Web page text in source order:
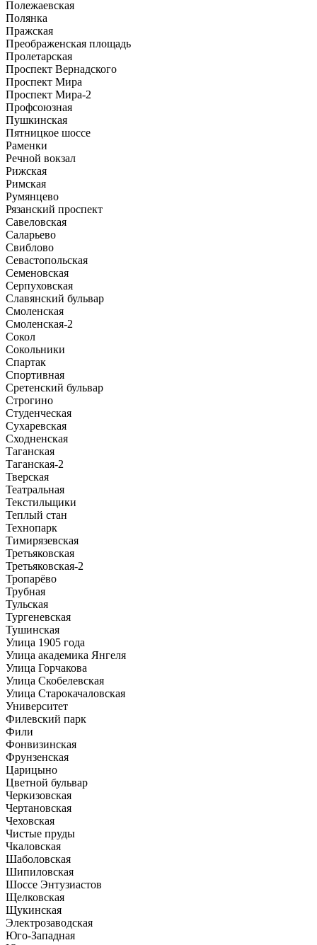
Полежаевская
Полянка
Пражская
Преображенская площадь
Пролетарская
Проспект Вернадского
Проспект Мира
Проспект Мира-2
Профсоюзная
Пушкинская
Пятницкое шоссе
Раменки
Речной вокзал
Рижская
Римская
Румянцево
Рязанский проспект
Савеловская
Саларьево
Свиблово
Севастопольская
Семеновская
Серпуховская
Славянский бульвар
Смоленская
Смоленская-2
Сокол
Сокольники
Спартак
Спортивная
Сретенский бульвар
Строгино
Студенческая
Сухаревская
Сходненская
Таганская
Таганская-2
Тверская
Театральная
Текстильщики
Теплый стан
Технопарк
Тимирязевская
Третьяковская
Третьяковская-2
Тропарёво
Трубная
Тульская
Тургеневская
Тушинская
Улица 1905 года
Улица академика Янгеля
Улица Горчакова
Улица Скобелевская
Улица Старокачаловская
Университет
Филевский парк
Фили
Фонвизинская
Фрунзенская
Царицыно
Цветной бульвар
Черкизовская
Чертановская
Чеховская
Чистые пруды
Чкаловская
Шаболовская
Шипиловская
Шоссе Энтузиастов
Щелковская
Щукинская
Электрозаводская
Юго-Западная